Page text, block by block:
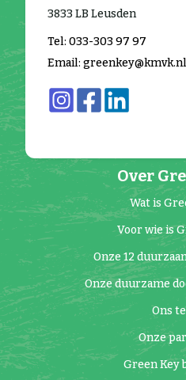
Over
Wat is
Voor wie is
Onze 12
Onze duurzame
Ons
Onze
Green Key
3833 LB Leusden
Tel: 033-303 97 97
Email: greenkey@kmvk.nl